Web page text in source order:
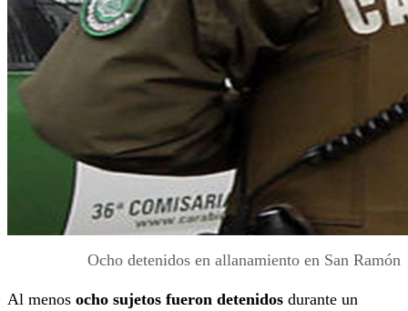
Ocho detenidos en allanamiento en San Ramón
Al menos ocho sujetos fueron detenidos durante un